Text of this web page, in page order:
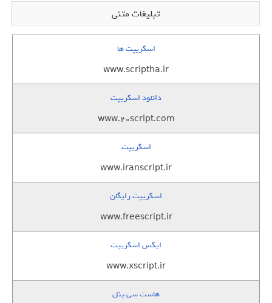
تبلیغات متنی
اسکریپت ها
www.scriptha.ir
دانلود اسکریپت
www.20script.com
اسکریپت
www.iranscript.ir
اسکریپت رایگان
www.freescript.ir
ایکس اسکریپت
www.xscript.ir
هاست سی پنل